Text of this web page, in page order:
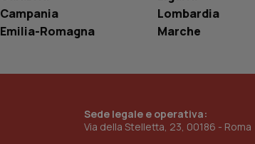
Campania
Emilia-Romagna
Lombardia
Marche
Sede legale e operativa:
Via della Stelletta, 23, 00186 - Roma
www.quotidianosanita.it